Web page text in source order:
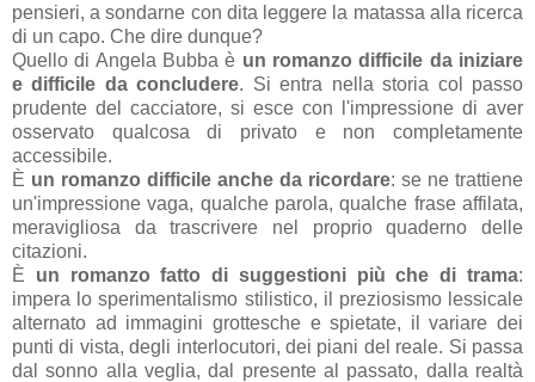
pensieri, a sondarne con dita leggere la matassa alla ricerca
di un capo. Che dire dunque?
Quello di Angela Bubba è un romanzo difficile da iniziare
e difficile da concludere. Si entra nella storia col passo
prudente del cacciatore, si esce con l'impressione di aver
osservato qualcosa di privato e non completamente
accessibile.
È un romanzo difficile anche da ricordare: se ne trattiene
un'impressione vaga, qualche parola, qualche frase affilata,
meravigliosa da trascrivere nel proprio quaderno delle
citazioni.
È un romanzo fatto di suggestioni più che di trama:
impera lo sperimentalismo stilistico, il preziosismo lessicale
alternato ad immagini grottesche e spietate, il variare dei
punti di vista, degli interlocutori, dei piani del reale. Si passa
dal sonno alla veglia, dal presente al passato, dalla realtà